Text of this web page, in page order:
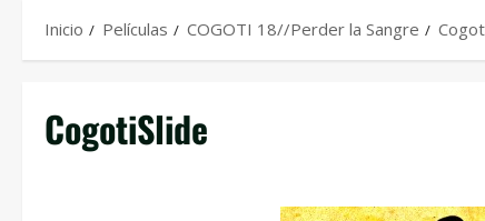
Inicio Películas COGOTI 18//Perder la Sangre
CogotiSlide